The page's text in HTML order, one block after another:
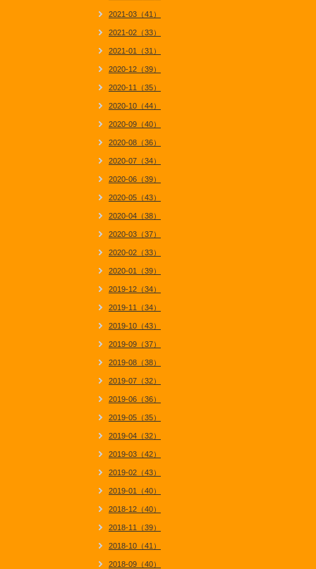
2021-03（41）
2021-02（33）
2021-01（31）
2020-12（39）
2020-11（35）
2020-10（44）
2020-09（40）
2020-08（36）
2020-07（34）
2020-06（39）
2020-05（43）
2020-04（38）
2020-03（37）
2020-02（33）
2020-01（39）
2019-12（34）
2019-11（34）
2019-10（43）
2019-09（37）
2019-08（38）
2019-07（32）
2019-06（36）
2019-05（35）
2019-04（32）
2019-03（42）
2019-02（43）
2019-01（40）
2018-12（40）
2018-11（39）
2018-10（41）
2018-09（40）